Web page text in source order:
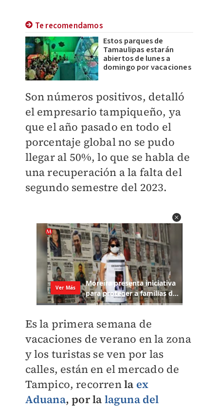
Te recomendamos
Estos parques de
Tamaulipas estarán
abiertos de lunes a
domingo por vacaciones
Son números positivos, detalló
el empresario tampiqueño, ya
que el año pasado en todo el
porcentaje global no se pudo
llegar al 50%, lo que se habla de
una recuperación a la falta del
segundo semestre del 2023.
Es la primera semana de
vacaciones de verano en la zona
y los turistas se ven por las
calles, están en el mercado de
Tampico, recorrenla ex
Aduana, por la laguna del